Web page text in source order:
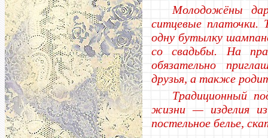
Молодожёны
ситцевые
одну бутылку
со свадьбы. На
обязательно
друзья, а также
Традиционный
жизни — изделия
постельное белье,